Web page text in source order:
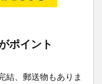
ポイント
結、郵送物もありま